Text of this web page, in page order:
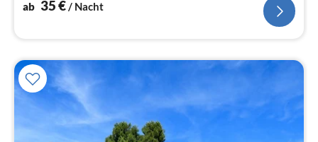
ab 35€/ Nacht